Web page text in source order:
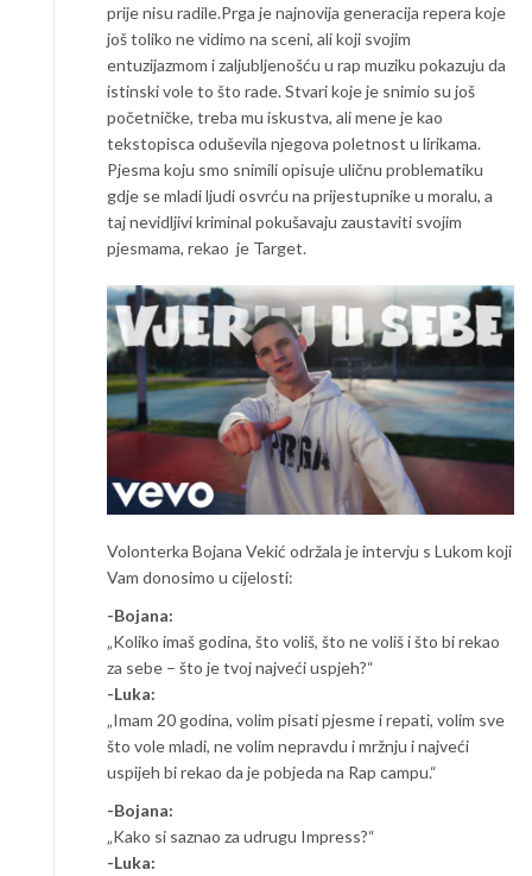
prije nisu radile.Prga je najnovija generacija repera koje
još toliko ne vidimo na sceni, ali koji svojim
entuzijazmom i zaljubljenošću u rap muziku pokazuju da
istinski vole to što rade. Stvari koje je snimio su još
početničke, treba mu iskustva, ali mene je kao
tekstopisca oduševila njegova poletnost u lirikama.
Pjesma koju smo snimili opisuje uličnu problematiku
gdje se mladi ljudi osvrću na prijestupnike u moralu, a
taj nevidljivi kriminal pokušavaju zaustaviti svojim
pjesmama, rekao je Target.
Volonterka Bojana Vekić održala je intervju s Lukom koji
Vam donosimo u cijelosti:
-Bojana:
„Koliko imaš godina, što voliš, što ne voliš i što bi rekao
za sebe – što je tvoj najveći uspjeh?“
-Luka:
„Imam 20 godina, volim pisati pjesme i repati, volim sve
što vole mladi, ne volim nepravdu i mržnju i najveći
uspijeh bi rekao da je pobjeda na Rap campu.“
-Bojana:
„Kako si saznao za udrugu Impress?“
-Luka: